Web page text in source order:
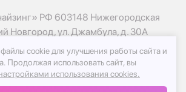
РФ 603148 Нижегородская
Новгород, ул. Джамбула, д. 30А
Цветов 24.ру
cookie для улучшения работы сайта и
Продолжая использовать сайт, вы
использования cookies.